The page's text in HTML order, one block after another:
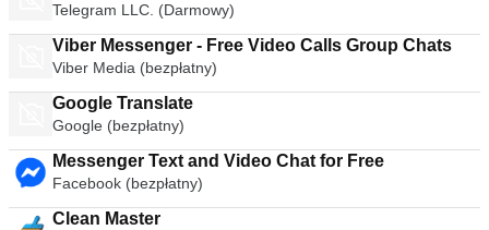
Telegram LLC. (Darmowy)
Viber Messenger - Free Video Calls Group Chats
Viber Media (bezpłatny)
Google Translate
Google (bezpłatny)
Messenger Text and Video Chat for Free
Facebook (bezpłatny)
Clean Master